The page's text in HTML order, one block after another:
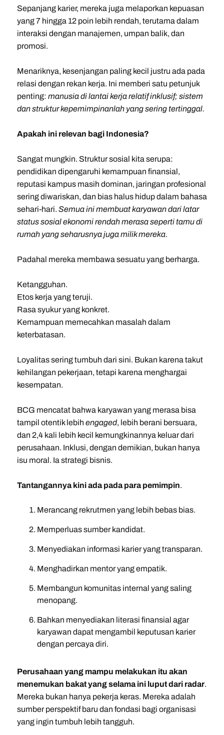
Sepanjang karier, mereka juga melaporkan kepuasan
yang 7 hingga 12 poin lebih rendah, terutama dalam
interaksi dengan manajemen, umpan balik, dan
promosi.
Menariknya, kesenjangan paling kecil justru ada pada
relasi dengan rekan kerja. Ini memberi satu petunjuk
penting: manusia di lantai kerja relatif inklusif; sistem
dan struktur kepemimpinanlah yang sering tertinggal.
Apakah ini relevan bagi Indonesia?
Sangat mungkin. Struktur sosial kita serupa:
pendidikan dipengaruhi kemampuan finansial,
reputasi kampus masih dominan, jaringan profesional
sering diwariskan, dan bias halus hidup dalam bahasa
sehari-hari. Semua ini membuat karyawan dari latar
status sosial ekonomi rendah merasa seperti tamu di
rumah yang seharusnya juga milik mereka.
Padahal mereka membawa sesuatu yang berharga.
Ketangguhan.
Etos kerja yang teruji.
Rasa syukur yang konkret.
Kemampuan memecahkan masalah dalam
keterbatasan.
Loyalitas sering tumbuh dari sini. Bukan karena takut
kehilangan pekerjaan, tetapi karena menghargai
kesempatan.
BCG mencatat bahwa karyawan yang merasa bisa
tampil otentik lebih engaged, lebih berani bersuara,
dan 2,4 kali lebih kecil kemungkinannya keluar dari
perusahaan. Inklusi, dengan demikian, bukan hanya
isu moral. Ia strategi bisnis.
Tantangannya kini ada pada para pemimpin.
Merancang rekrutmen yang lebih bebas bias.
Memperluas sumber kandidat.
Menyediakan informasi karier yang transparan.
Menghadirkan mentor yang empatik.
Membangun komunitas internal yang saling
menopang.
Bahkan menyediakan literasi finansial agar
karyawan dapat mengambil keputusan karier
dengan percaya diri.
Perusahaan yang mampu melakukan itu akan
menemukan bakat yang selama ini luput dari radar.
Mereka bukan hanya pekerja keras. Mereka adalah
sumber perspektif baru dan fondasi bagi organisasi
yang ingin tumbuh lebih tangguh.